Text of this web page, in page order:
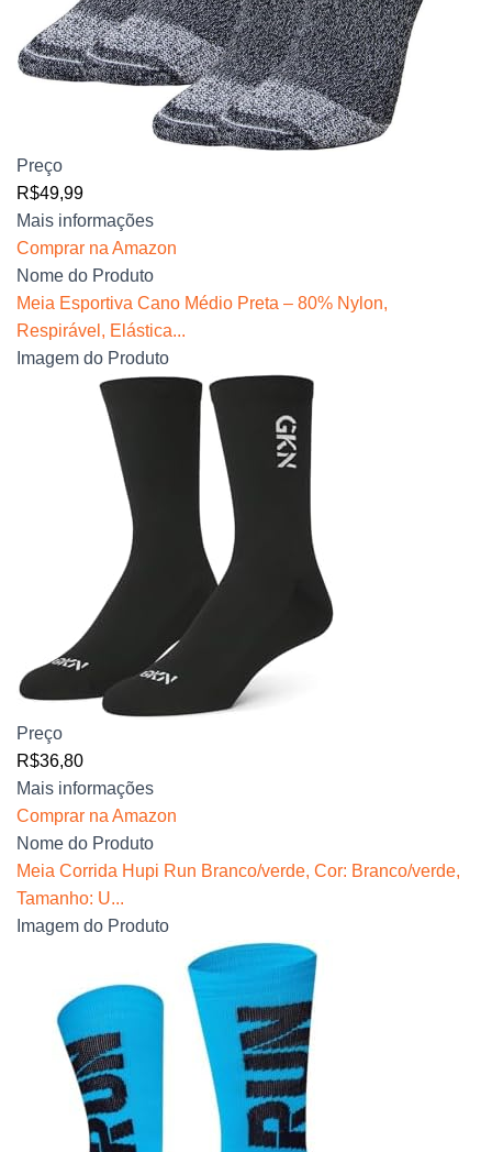
Preço
R$49,99
Mais informações
Comprar na Amazon
Nome do Produto
Meia Esportiva Cano Médio Preta – 80% Nylon,
Respirável, Elástica...
Imagem do Produto
Preço
R$36,80
Mais informações
Comprar na Amazon
Nome do Produto
Meia Corrida Hupi Run Branco/verde, Cor: Branco/verde,
Tamanho: U...
Imagem do Produto